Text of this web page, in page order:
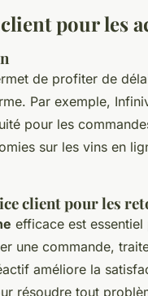
pour les
de profiter de
Par exemple,
pour les
sur les vins en
client pour les
efficace est
une commande,
améliore la
résoudre tout